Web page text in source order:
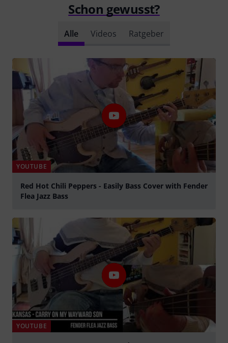
Schon gewusst?
Alle Videos Ratgeber
YOUTUBE
Red Hot Chili Peppers - Easily Bass Cover with Fender
Flea Jazz Bass
YOUTUBE